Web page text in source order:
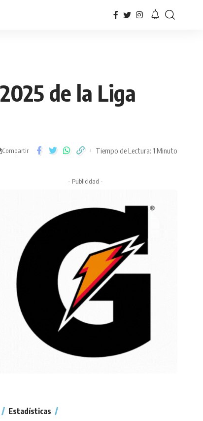
de la Liga
Compartir Tiempo de Lectura: 1 Minuto
- Publicidad -
Estadísticas